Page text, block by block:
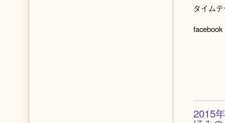
タイム
2015